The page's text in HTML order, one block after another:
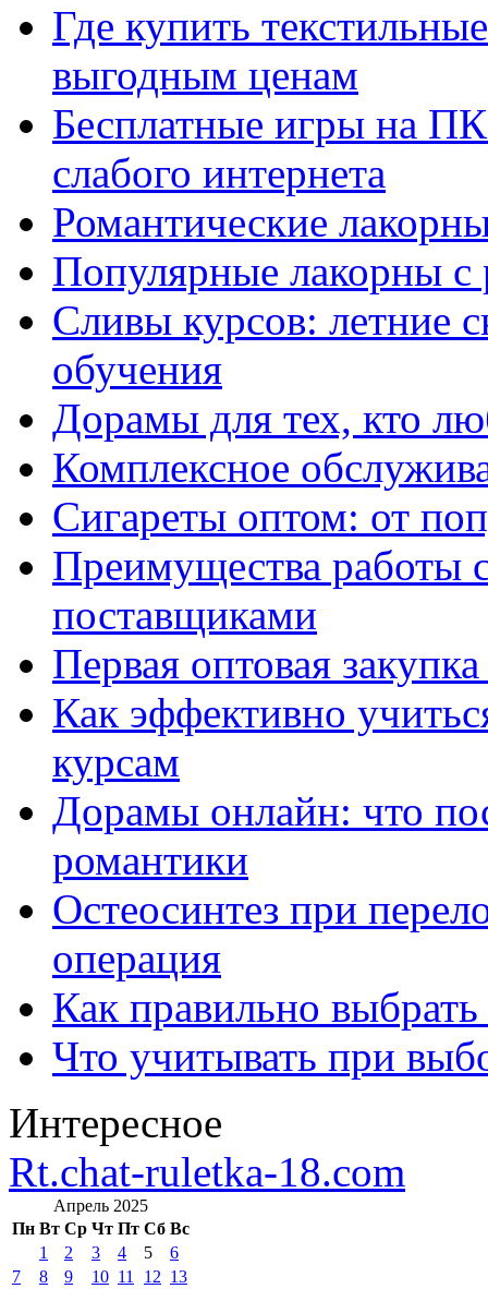
Где купить
выгодным ценам
Бесплатные игры на
слабого интернета
Романтические
Популярные лакорны с
Сливы курсов: летние
обучения
Дорамы для тех, кто
Комплексное
Сигареты оптом: от
Преимущества работы
поставщиками
Первая оптовая
Как эффективно
курсам
Дорамы онлайн: что
романтики
Остеосинтез при
операция
Как правильно
Что учитывать при
Интересное
Rt.chat-ruletka-18.com
Апрель 2025
Пн Вт Ср Чт Пт Сб Вс
1 2 3 4 5
6
7
8 9 10 11 12 13